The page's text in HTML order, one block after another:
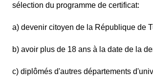
sélection du programme de certificat:
a) devenir citoyen de la République de
b) avoir plus de 18 ans à la date de la
c) diplômés d'autres départements